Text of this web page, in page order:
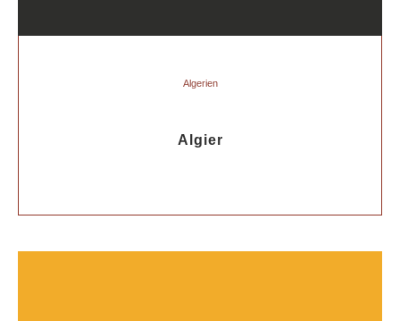
Algerien
Algier